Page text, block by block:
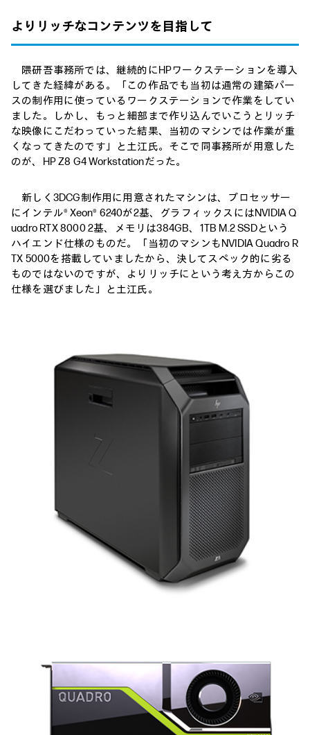
よりリッチなコンテンツを目指して
隈研吾事務所では、継続的にHPワークステーションを導入
してきた経緯がある。「この作品でも当初は通常の建築パー
スの制作用に使っているワークステーションで作業をしてい
ました。しかし、もっと細部まで作り込んでいこうとリッチ
な映像にこだわっていった結果、当初のマシンでは作業が重
くなってきたのです」と土江氏。そこで同事務所が用意した
のが、HP Z8 G4 Workstationだった。
新しく3DCG制作用に用意されたマシンは、プロセッサー
にインテル® Xeon® 6240が2基、グラフィックスにはNVIDIA Q
uadro RTX 8000 2基、メモリは384GB、1TB M.2 SSDという
ハイエンド仕様のものだ。「当初のマシンもNVIDIA Quadro R
TX 5000を搭載していましたから、決してスペック的に劣る
ものではないのですが、よりリッチにという考え方からこの
仕様を選びました」と土江氏。